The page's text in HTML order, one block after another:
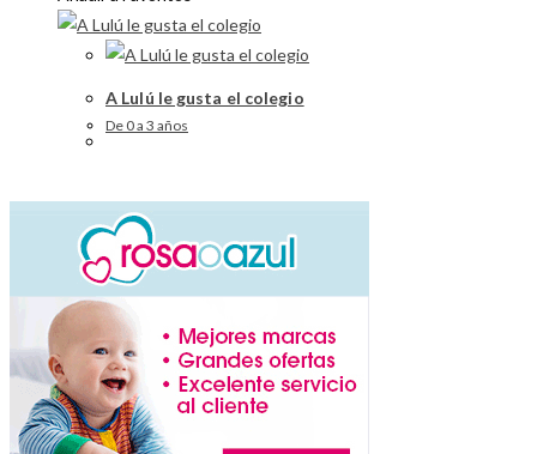
A Lulú le gusta el colegio
De 0 a 3 años